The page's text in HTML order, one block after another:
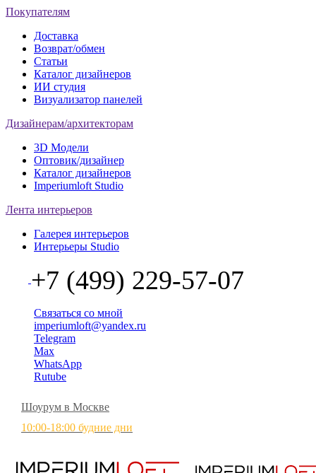
Покупателям
Доставка
Возврат/обмен
Статьи
Каталог дизайнеров
ИИ студия
Визуализатор панелей
Дизайнерам/архитекторам
3D Модели
Оптовик/дизайнер
Каталог дизайнеров
Imperiumloft Studio
Лента интерьеров
Галерея интерьеров
Интерьеры Studio
+7 (499) 229-57-07
Связаться со мной
imperiumloft@yandex.ru
Telegram
Max
WhatsApp
Rutube
Шоурум в Москве
10:00-18:00 будние дни